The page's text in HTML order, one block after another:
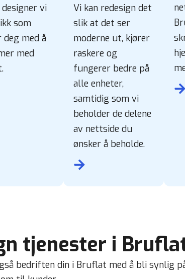
vi
som
deg med å
med
Vi kan redesign det
slik at det ser
moderne ut, kjører
raskere og
fungerer bedre på
alle enheter,
samtidig som vi
beholder de delene
av nettside du
ønsker å beholde.
tjenester i
bedriften din i Bruflat med å bli synlig